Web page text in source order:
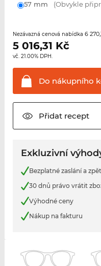
57 mm (Obvykle
Nezávazná cenová nabídka 6
5 016,31 Kč
vč. 21.00% DPH.
Do nákupního
Přidatrecept
Exkluzivní
Bezplatné zaslání a
30 dnů právo vrátit
Výhodné ceny
Nákup na fakturu